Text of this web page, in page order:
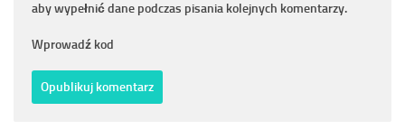
aby wypełnić dane podczas pisania kolejnych komentarzy.
Wprowadź kod